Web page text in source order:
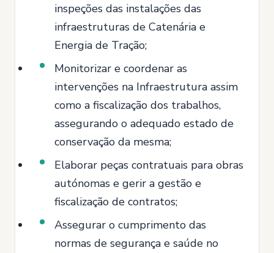
inspeções das instalações das
infraestruturas de Catenária e
Energia de Tração;
Monitorizar e coordenar as
intervenções na Infraestrutura assim
como a fiscalização dos trabalhos,
assegurando o adequado estado de
conservação da mesma;
Elaborar peças contratuais para obras
autónomas e gerir a gestão e
fiscalização de contratos;
Assegurar o cumprimento das
normas de segurança e saúde no